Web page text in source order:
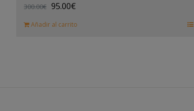
300.00€ 95.00€
Añadir al carrito